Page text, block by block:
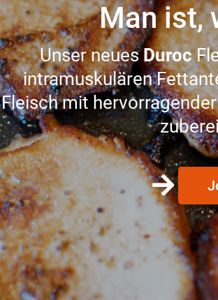
Unser neuesDuroc
intramuskulären
Fleisch mit
Man ist,